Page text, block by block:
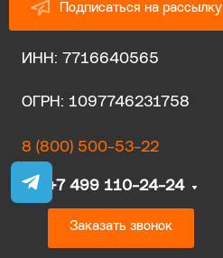
Подписаться на рассылку
ИНН: 7716640565
ОГРН: 1097746231758
8 (800) 500-53-22
+7 499 110-24-24
Заказать звонок